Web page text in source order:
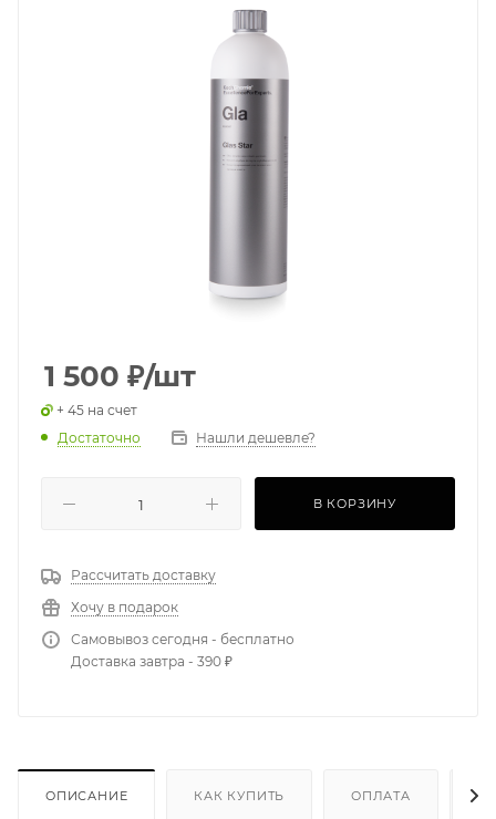
1 500 ₽/шт
+ 45 на счет
Достаточно
Нашли дешевле?
В КОРЗИНУ
Рассчитать доставку
Хочу в подарок
Самовывоз сегодня - бесплатно
Доставка завтра - 390 ₽
ОПИСАНИЕ КАК КУПИТЬ ОПЛАТА